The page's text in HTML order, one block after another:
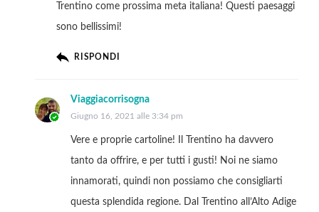
Trentino come prossima meta italiana! Questi paesaggi
sono bellissimi!
RISPONDI
Viaggiacorrisogna
Giugno 16, 2021 alle 3:34 pm
Vere e proprie cartoline! Il Trentino ha davvero
tanto da offrire, e per tutti i gusti! Noi ne siamo
innamorati, quindi non possiamo che consigliarti
questa splendida regione. Dal Trentino all’Alto Adige